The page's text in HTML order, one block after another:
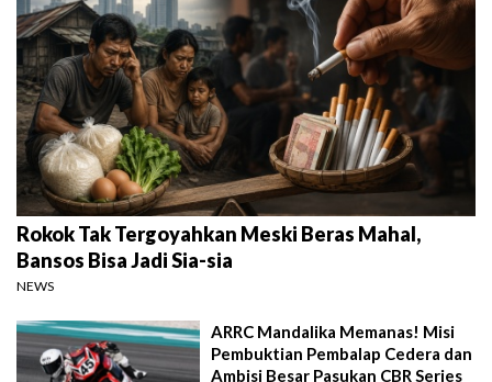
Rokok Tak Tergoyahkan Meski Beras Mahal,
Bansos Bisa Jadi Sia-sia
NEWS
ARRC Mandalika Memanas! Misi
Pembuktian Pembalap Cedera dan
Ambisi Besar Pasukan CBR Series